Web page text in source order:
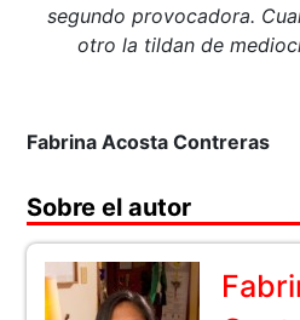
segundo provocadora.
otro la tildan de
Fabrina Acosta Contreras
Sobre el autor